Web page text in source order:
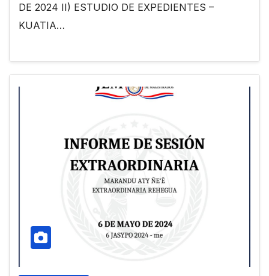
DE 2024 II) ESTUDIO DE EXPEDIENTES –
KUATIA…